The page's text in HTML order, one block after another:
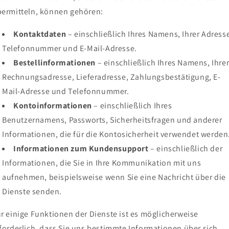
können gehören:
Kontaktdaten – einschließlich Ihres Namens, Ihrer
Telefonnummer und E-Mail-Adresse.
Bestellinformationen – einschließlich Ihres Namens, Ihrer
Rechnungsadresse, Lieferadresse, Zahlungsbestätigung, E-
Mail-Adresse und Telefonnummer.
Kontoinformationen – einschließlich Ihres
Benutzernamens, Passworts, Sicherheitsfragen und anderer
Informationen, die für die Kontosicherheit verwendet werden.
Informationen zum Kundensupport– einschließlich der
Informationen, die Sie in Ihre Kommunikation mit uns
aufnehmen, beispielsweise wenn Sie eine Nachricht über die
Dienste senden.
einige Funktionen der Dienste ist es möglicherweise